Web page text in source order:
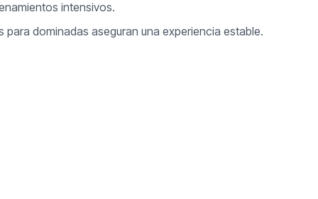
intensivos.
dominadas aseguran una experiencia estable.